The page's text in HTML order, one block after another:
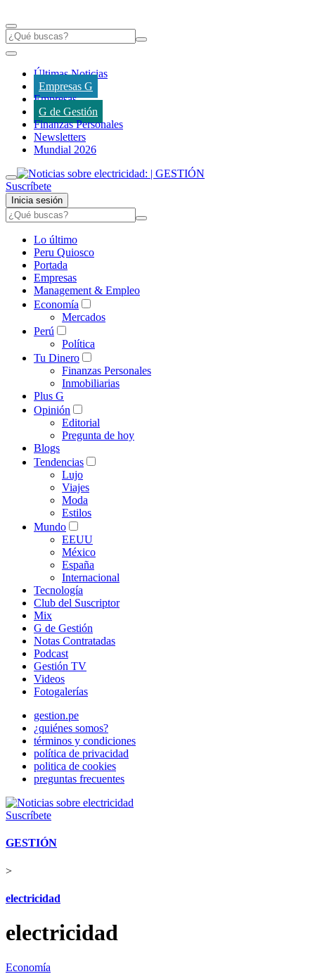
Últimas Noticias
Empresas G
Empresas
G de Gestión
Finanzas Personales
Newsletters
Mundial 2026
Suscríbete
Inicia sesión
Lo último
Peru Quiosco
Portada
Empresas
Management & Empleo
Economía
Mercados
Perú
Política
Tu Dinero
Finanzas Personales
Inmobiliarias
Plus G
Opinión
Editorial
Pregunta de hoy
Blogs
Tendencias
Lujo
Viajes
Moda
Estilos
Mundo
EEUU
México
España
Internacional
Tecnología
Club del Suscriptor
Mix
G de Gestión
Notas Contratadas
Podcast
Gestión TV
Videos
Fotogalerías
gestion.pe
¿quiénes somos?
términos y condiciones
política de privacidad
politica de cookies
preguntas frecuentes
Suscríbete
GESTIÓN
>
electricidad
electricidad
Economía